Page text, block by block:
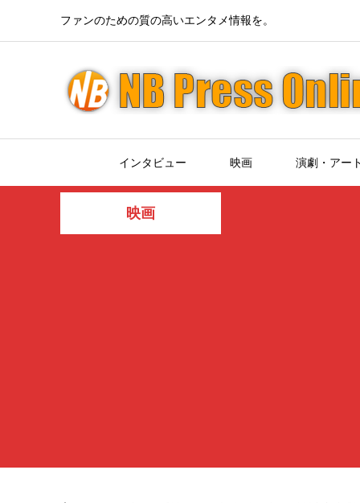
ファンのための質の高いエンタメ情報を。
インタビュー 映画 演劇・アート
映画